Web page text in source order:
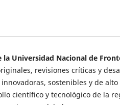
la Universidad Nacional de
revisiones críticas y
sostenibles y de
científico y tecnológico de la